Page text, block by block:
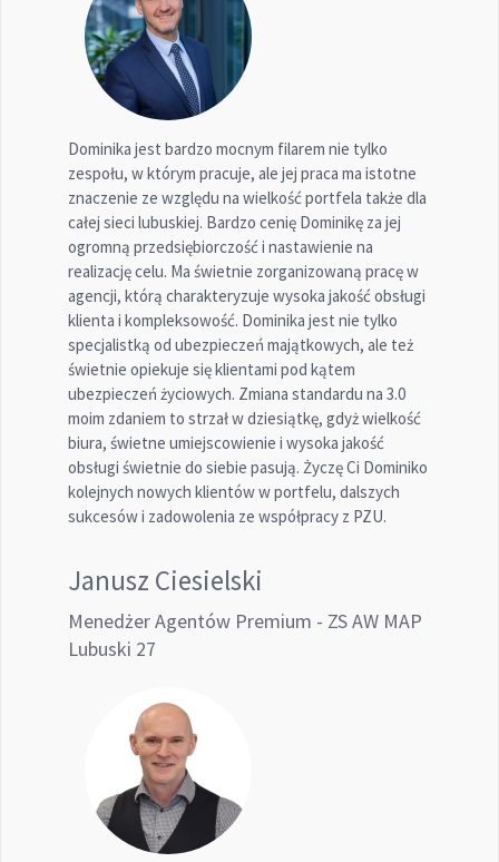
Dominika jest bardzo mocnym filarem nie tylko
zespołu, w którym pracuje, ale jej praca ma istotne
znaczenie ze względu na wielkość portfela także dla
całej sieci lubuskiej. Bardzo cenię Dominikę za jej
ogromną przedsiębiorczość i nastawienie na
realizację celu. Ma świetnie zorganizowaną pracę w
agencji, którą charakteryzuje wysoka jakość obsługi
klienta i kompleksowość. Dominika jest nie tylko
specjalistką od ubezpieczeń majątkowych, ale też
świetnie opiekuje się klientami pod kątem
ubezpieczeń życiowych. Zmiana standardu na 3.0
moim zdaniem to strzał w dziesiątkę, gdyż wielkość
biura, świetne umiejscowienie i wysoka jakość
obsługi świetnie do siebie pasują. Życzę Ci Dominiko
kolejnych nowych klientów w portfelu, dalszych
sukcesów i zadowolenia ze współpracy z PZU.
Janusz Ciesielski
Menedżer Agentów Premium - ZS AW MAP
Lubuski 27